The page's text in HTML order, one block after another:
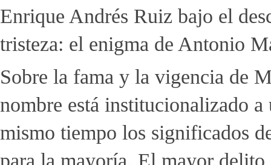
Enrique Andrés Ruiz bajo el
tristeza: el enigma de Antonio
Sobre la fama y la vigencia de
nombre está institucionalizado
mismo tiempo los significados
para la mayoría. El mayor